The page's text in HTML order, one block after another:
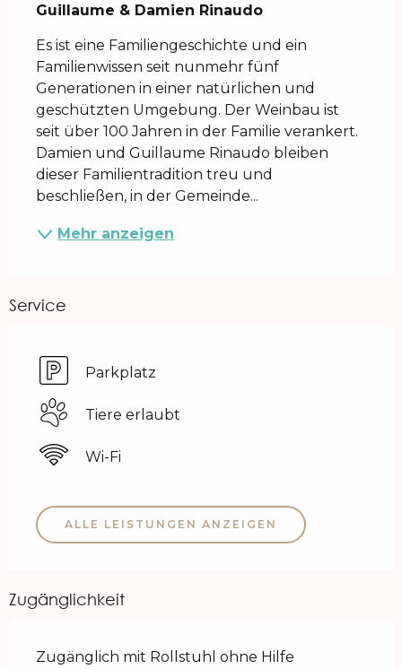
Guillaume & Damien Rinaudo
Es ist eine Familiengeschichte und ein
Familienwissen seit nunmehr fünf
Generationen in einer natürlichen und
geschützten Umgebung. Der Weinbau ist
seit über 100 Jahren in der Familie verankert.
Damien und Guillaume Rinaudo bleiben
dieser Familientradition treu und
beschließen, in der Gemeinde...
Mehr anzeigen
Service
Parkplatz
Tiere erlaubt
Wi-Fi
ALLE LEISTUNGEN ANZEIGEN
Zugänglichkeit
Zugänglich mit Rollstuhl ohne Hilfe